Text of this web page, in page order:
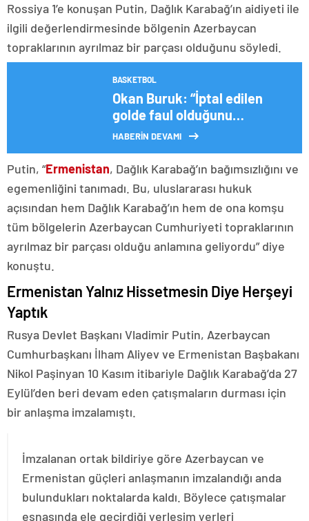
Rossiya 1’e konuşan Putin, Dağlık Karabağ’ın aidiyeti ile
ilgili değerlendirmesinde bölgenin Azerbaycan
topraklarının ayrılmaz bir parçası olduğunu söyledi.
BASKETBOL
Okan Buruk: “İptal edilen
golde faul olduğunu
düşünmüyorum”
HABERİN DEVAMI
Putin, “Ermenistan, Dağlık Karabağ’ın bağımsızlığını ve
egemenliğini tanımadı. Bu, uluslararası hukuk
açısından hem Dağlık Karabağ’ın hem de ona komşu
tüm bölgelerin Azerbaycan Cumhuriyeti topraklarının
ayrılmaz bir parçası olduğu anlamına geliyordu” diye
konuştu.
Ermenistan Yalnız Hissetmesin Diye Herşeyi
Yaptık
Rusya Devlet Başkanı Vladimir Putin, Azerbaycan
Cumhurbaşkanı İlham Aliyev ve Ermenistan Başbakanı
Nikol Paşinyan 10 Kasım itibariyle Dağlık Karabağ’da 27
Eylül’den beri devam eden çatışmaların durması için
bir anlaşma imzalamıştı.
İmzalanan ortak bildiriye göre Azerbaycan ve
Ermenistan güçleri anlaşmanın imzalandığı anda
bulundukları noktalarda kaldı. Böylece çatışmalar
esnasında ele geçirdiği yerleşim yerleri